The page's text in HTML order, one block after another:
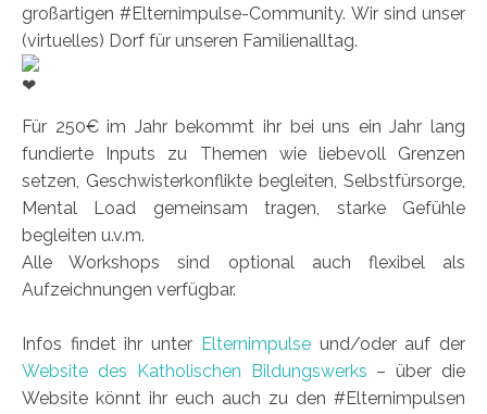
großartigen #Elternimpulse-Community. Wir sind unser
(virtuelles) Dorf für unseren Familienalltag.
Für 250€ im Jahr bekommt ihr bei uns ein Jahr lang
fundierte Inputs zu Themen wie liebevoll Grenzen
setzen, Geschwisterkonflikte begleiten, Selbstfürsorge,
Mental Load gemeinsam tragen, starke Gefühle
begleiten u.v.m.
Alle Workshops sind optional auch flexibel als
Aufzeichnungen verfügbar.
Infos findet ihr unter Elternimpulseund/oder auf der
Website des Katholischen Bildungswerks – über die
Website könnt ihr euch auch zu den #Elternimpulsen